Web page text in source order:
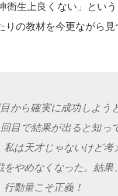
衛生上良くない」とい
りの教材を今更ながら見
から確実に成功しよう
回目で結果が出ると知
私は天才じゃないけど
をやめなくなった。結
行動量こそ正義！